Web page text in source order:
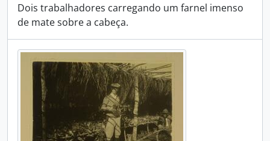
Dois trabalhadores carregando um farnel imenso
de mate sobre a cabeça.